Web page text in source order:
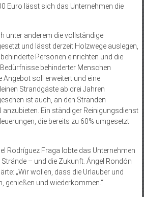
Euro lässt sich das Unternehmen die
unter anderem die vollständige
und lässt derzeit Holzwege auslegen,
Personen einrichten und die
behinderter Menschen
soll erweitert und eine
Strandgäste ab drei Jahren
ist auch, an den Stränden
anzubieten. Ein ständiger Reinigungsdienst
die bereits zu 60% umgesetzt
Rodríguez Fraga lobte das Unternehmen
– und die Zukunft. Ángel Rondón
„Wir wollen, dass die Urlauber und
genießen und wiederkommen.“